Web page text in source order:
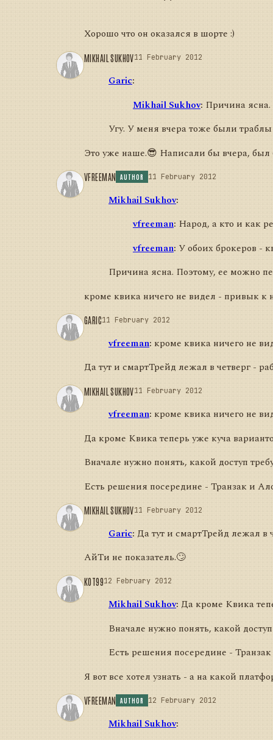
Хорошо что он оказался в шорте :)
MIKHAIL SUKHOV11 February 2012
Garic:
Mikhail Sukhov: Причина
Угу. У меня вчера тоже были траблы
Это уже наше.😎 Написали бы вчера,
VFREEMAN AUTHOR 11 February 2012
Mikhail Sukhov:
vfreeman: Народ, а кто и как
vfreeman: У обоих брокеров -
Причина ясна. Поэтому, ее можно
кроме квика ничего не видел - привык к
GARIC11 February 2012
vfreeman: кроме квика ничего не
Да тут и смартТрейд лежал в четверг -
MIKHAIL SUKHOV11 February 2012
vfreeman: кроме квика ничего не
Да кроме Квика теперь уже куча
Вначале нужно понять, какой доступ
Есть решения посередине - Транзак и
MIKHAIL SUKHOV11 February 2012
Garic: Да тут и смартТрейд лежал в
АйТи не показатель.🙄
KOT9912 February 2012
Mikhail Sukhov: Да кроме Квика
Вначале нужно понять, какой
Есть решения посередине -
Я вот все хотел узнать - а на какой
VFREEMAN AUTHOR 12 February 2012
Mikhail Sukhov: